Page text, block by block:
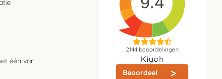
één van
2144beoordelingen
Kiyoh
Beoordeel